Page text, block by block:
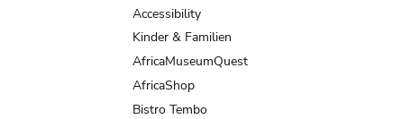
Accessibility
Kinder & Familien
AfricaMuseumQuest
AfricaShop
Bistro Tembo